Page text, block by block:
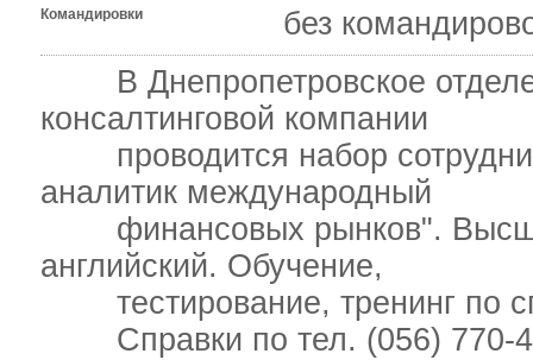
Командировки
без
В Днепропетровское
консалтинговой компании
проводится набор
аналитик международный
финансовых рынков".
английский. Обучение,
тестирование, тренинг по
Справки по тел. (056) 770-